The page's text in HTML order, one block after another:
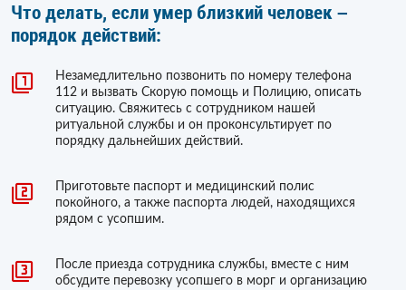
Что делать, если умер близкий человек –
порядок действий:
Незамедлительно позвонить по номеру телефона
112 и вызвать Скорую помощь и Полицию, описать
ситуацию. Свяжитесь с сотрудником нашей
ритуальной службы и он проконсультирует по
порядку дальнейших действий.
Приготовьте паспорт и медицинский полис
покойного, а также паспорта людей, находящихся
рядом с усопшим.
После приезда сотрудника службы, вместе с ним
обсудите перевозку усопшего в морг и организацию